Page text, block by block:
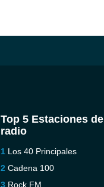
Top 5 Estaciones de
radio
Los 40 Principales
Cadena 100
Rock FM